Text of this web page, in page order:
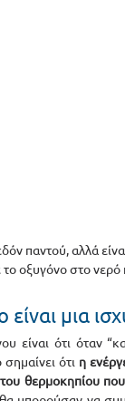
παντού, αλλά
οξυγόνο στο
είναι μια
είναι ότι όταν
ότι η
θερμοκηπίου